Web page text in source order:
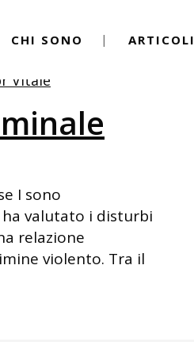
CHI SONO ARTICOLI
Vitale
I sono
valutato i disturbi
relazione
violento. Tra il